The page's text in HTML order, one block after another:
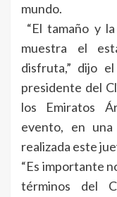
mundo.
“El tamaño y
muestra el
disfruta,” dijo
presidente del
los Emiratos
evento, en
realizada este
“Es importante
términos del